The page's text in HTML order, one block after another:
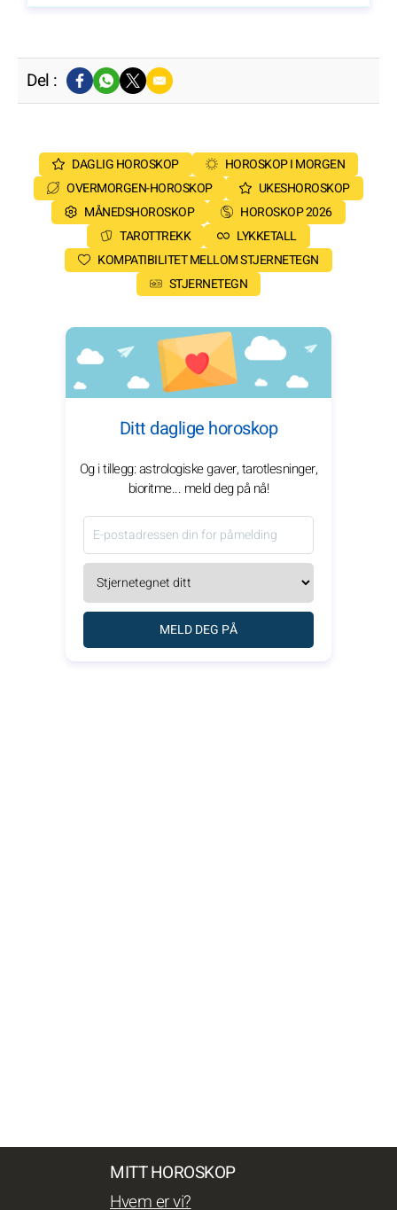
Del :
DAGLIG HOROSKOP
HOROSKOP I MORGEN
OVERMORGEN-HOROSKOP
UKESHOROSKOP
MÅNEDSHOROSKOP
HOROSKOP 2026
TAROTTREKK
LYKKETALL
KOMPATIBILITET MELLOM STJERNETEGN
STJERNETEGN
Ditt daglige horoskop
Og i tillegg: astrologiske gaver, tarotlesninger,
bioritme... meld deg på nå!
MELD DEG PÅ
MITT HOROSKOP
Hvem er vi?